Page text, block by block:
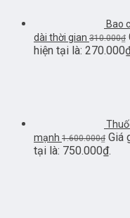
Bao
dài thời gian 310.000₫
hiện tại là:
mạnh 1.600.000₫ Giá
tại là: 750.000₫.